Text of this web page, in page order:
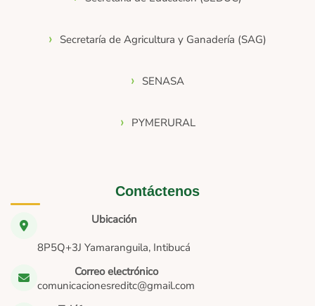
Secretaría de Agricultura y Ganadería (SAG)
SENASA
PYMERURAL
Contáctenos
Ubicación
8P5Q+3J Yamaranguila, Intibucá
Correo electrónico
comunicacionesreditc@gmail.com